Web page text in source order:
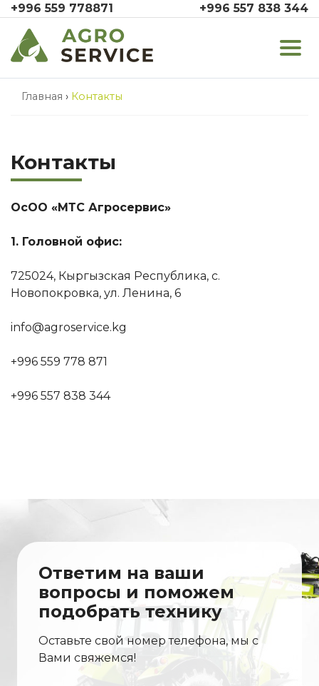
+996 559 778871 +996 557 838 344
Главная › Контакты
Контакты
ОсОО «МТС Агросервис»
1. Головной офис:
725024, Кыргызская Республика, с.
Новопокровка, ул. Ленина, 6
info@agroservice.kg
+996 559 778 871
+996 557 838 344
Ответим на ваши
вопросы и поможем
подобрать технику
Оставьте свой номер телефона, мы с
Вами свяжемся!